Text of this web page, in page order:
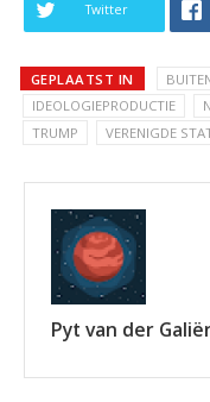
Twitter
GEPLAATST IN
IDEOLOGIEPRODUCTIE
TRUMP
VERENIGDE
Pyt van der